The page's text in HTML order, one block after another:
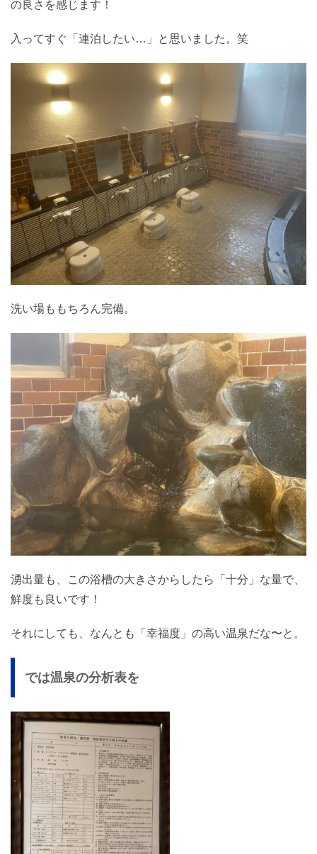
の良さを感じます！
入ってすぐ「連泊したい…」と思いました。笑
洗い場ももちろん完備。
湧出量も、この浴槽の大きさからしたら「十分」な量で、
鮮度も良いです！
それにしても、なんとも「幸福度」の高い温泉だな〜と。
では温泉の分析表を